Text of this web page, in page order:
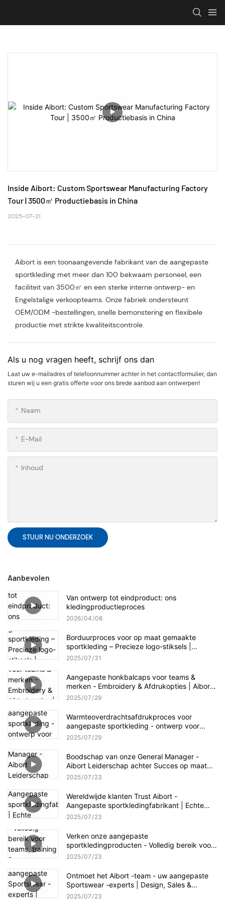
Inside Aibort: Custom Sportswear Manufacturing Factory
Tour | 3500㎡ Productiebasis in China
2025-07-21
Aibort is een toonaangevende fabrikant van de aangepaste
sportkleding met meer dan 100 bekwaam personeel, een
faciliteit van 3500㎡ en een sterke interne ontwerp- en
Engelstalige verkoopteams. Onze fabriek ondersteunt
OEM/ODM -bestellingen, snelle bemonstering en flexibele
productie met strikte kwaliteitscontrole.
Als u nog vragen heeft, schrijf ons dan
Laat uw e-mailadres of telefoonnummer achter in het contactformulier, dan
sturen wij u een gratis offerte voor ons brede aanbod aan ontwerpen!
Naam
E-Mail
Inhoud
STUUR NU ONDERZOEK
Aanbevolen
Van ontwerp tot eindproduct: ons
kledingproductieproces
2026 04 08
Borduurproces voor op maat gemaakte
sportkleding – Precieze logo-stiksels |
Vakmanschap van AIBORT Factory
2025 07 31
Aangepaste honkbalcaps voor teams &
merken - Embroidery & Afdrukopties | Aibort
Cap Collection
2025 07 29
Warmteoverdrachtsafdrukproces voor
aangepaste sportkleding - ontwerp voor
snijden | AIBORT Productieworkflow
2025 07 29
Boodschap van onze General Manager -
Aibort Leiderschap achter Succes op maat
Sportkleding
2025 07 23
Wereldwijde klanten Trust Aibort -
Aangepaste sportkledingfabrikant | Echte
partnerschappen, echte resultaten
2025 07 23
Verken onze aangepaste
sportkledingproducten - Volledig bereik voor
teams, training & Evenementen | Aibort
2025 07 23
Ontmoet het Aibort -team - uw aangepaste
Sportswear -experts | Design, Sales &
Productieondersteuning
2025 07 23